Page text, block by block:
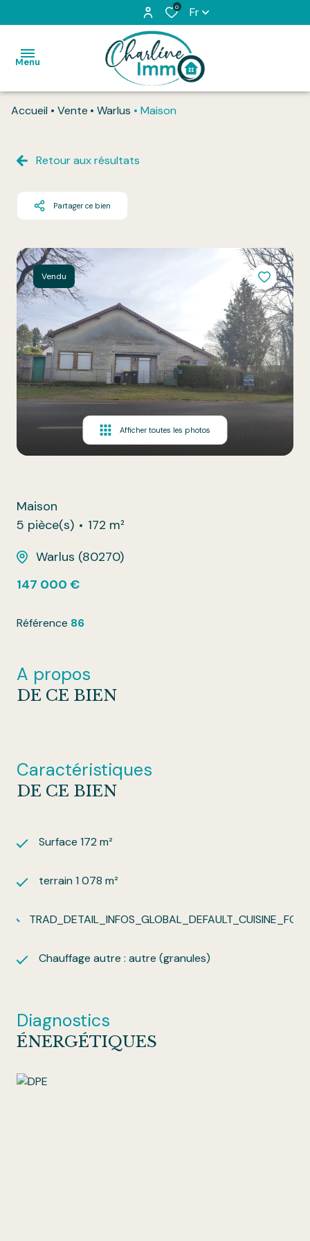
0 Fr
Menu
Acheter
L'équipe
Vendu
Honoraires
Contact
Accueil Vente Warlus Maison
Retour aux résultats
Partager ce bien
Vendu
Afficher toutes les photos
Maison
5 pièce(s)
172 m²
Warlus (80270)
147 000 €
Référence 86
A propos
DE CE BIEN
Caractéristiques
DE CE BIEN
Surface 172 m²
terrain 1 078 m²
Chauffage autre : autre (granules)
Diagnostics
ÉNERGÉTIQUES